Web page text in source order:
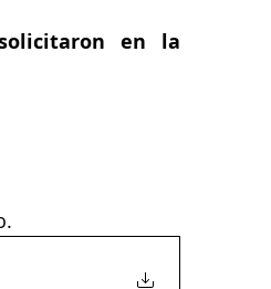
en la